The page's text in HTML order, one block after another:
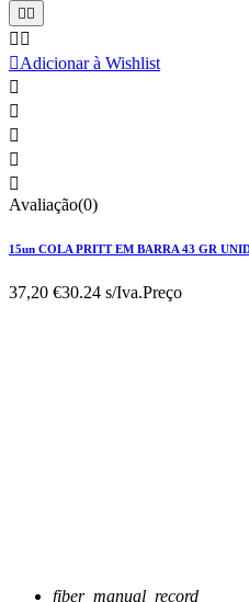
 
 
Adicionar à Wishlist





Avaliação(0)
15un COLA PRITT EM BARRA 43 GR
37,20 €30.24 s/Iva.Preço
fiber_manual_record